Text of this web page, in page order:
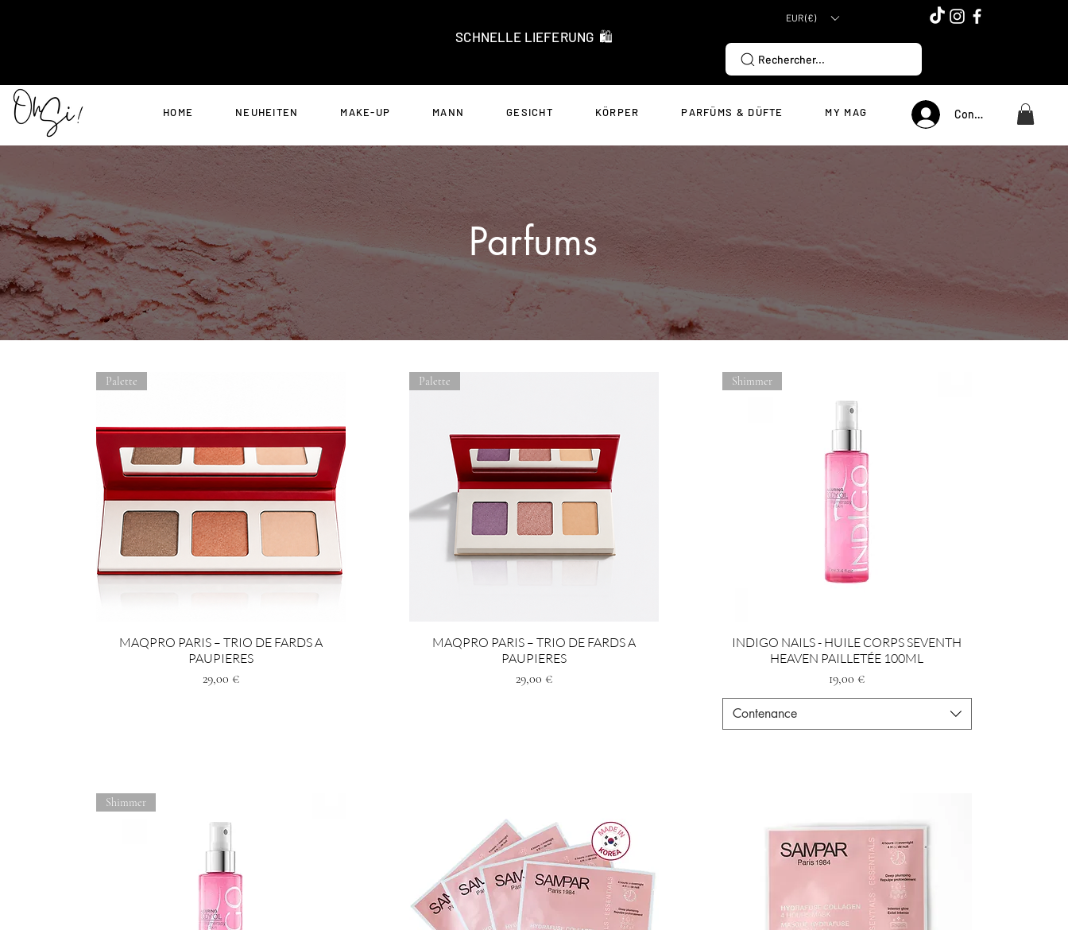
SCHNELLE LIEFERUNG 🛍️
EUR (€)
Rechercher...
HOME NEUHEITEN MAKE-UP MANN GESICHT KÖRPER PARFÜMS & DÜFTE MY MAG Connexion
Parfums
Palette
MAQPRO PARIS – TRIO DE FARDS A
PAUPIERES
Preis
29,00 €
Palette
MAQPRO PARIS – TRIO DE FARDS A
PAUPIERES
Preis
29,00 €
Shimmer
INDIGO NAILS - HUILE CORPS SEVENTH
HEAVEN PAILLETÉE 100ML
Preis
19,00 €
Contenance
Shimmer